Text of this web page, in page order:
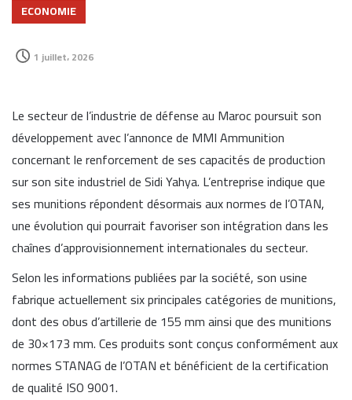
ECONOMIE
1 juillet، 2026
Le secteur de l’industrie de défense au Maroc poursuit son
développement avec l’annonce de MMI Ammunition
concernant le renforcement de ses capacités de production
sur son site industriel de Sidi Yahya. L’entreprise indique que
ses munitions répondent désormais aux normes de l’OTAN,
une évolution qui pourrait favoriser son intégration dans les
chaînes d’approvisionnement internationales du secteur.
Selon les informations publiées par la société, son usine
fabrique actuellement six principales catégories de munitions,
dont des obus d’artillerie de 155 mm ainsi que des munitions
de 30×173 mm. Ces produits sont conçus conformément aux
normes STANAG de l’OTAN et bénéficient de la certification
de qualité ISO 9001.